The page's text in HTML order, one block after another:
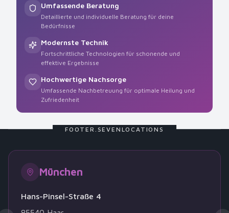
Umfassende Beratung
Detaillierte und individuelle Beratung für deine
Bedürfnisse
Modernste Technik
Fortschrittliche Technologien für schonende und
effektive Ergebnisse
Hochwertige Nachsorge
Umfassende Nachbetreuung für optimale Heilung und
Zufriedenheit
FOOTER.SEVENLOCATIONS
München
Hans-Pinsel-Straße 4